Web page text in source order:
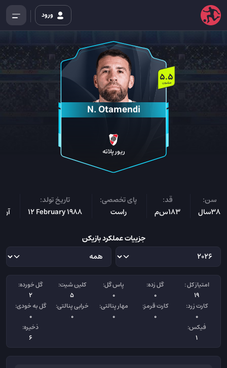
ورود
N. Otamendi
5.5
میلیون
ریور پلاته
سن:
38سال
قد:
183س‌م
پای تخصصی:
راست
تاریخ تولد:
12 February 1988
جزییات عملکرد بازیکن
امتیاز کل :
19
گل زده:
0
پاس گل:
0
کلین شیت:
5
گل خورده:
2
کارت زرد:
0
کارت قرمز:
0
مهار پنالتی:
0
خرابی پنالتی:
0
گل به خودی:
0
فیکس:
1
ذخیره:
6